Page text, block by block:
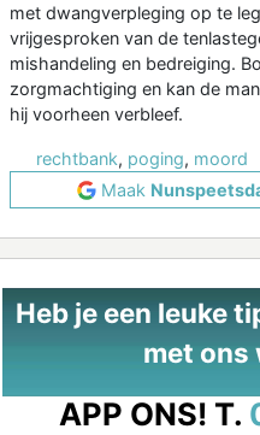
met dwangverpleging op te
vrijgesproken van de
mishandeling en bedreiging.
zorgmachtiging en kan de
hij voorheen verbleef.
rechtbank, poging, moord
Maak
Heb je een leuke
met ons
APP ONS! T.